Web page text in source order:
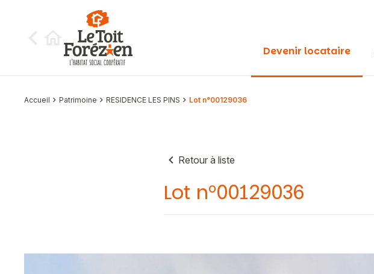
Devenir locataire
Accueil Patrimoine RESIDENCE LES PINS Lot n°00129036
Retour à liste
Lot n°00129036